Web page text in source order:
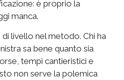
è proprio la
manca.
livello nel metodo. Chi ha
sa bene quanto sia
tempi cantieristici e
non serve la polemica